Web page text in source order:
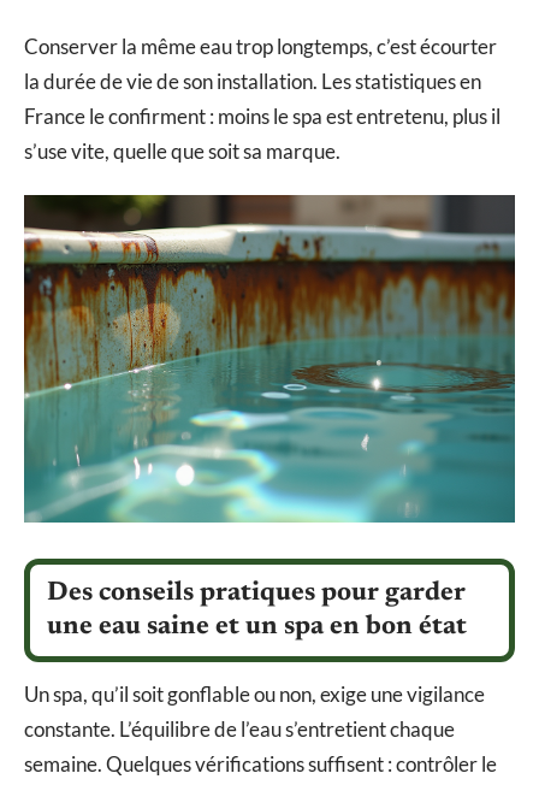
Conserver la même eau trop longtemps, c’est écourter
la durée de vie de son installation. Les statistiques en
France le confirment : moins le spa est entretenu, plus il
s’use vite, quelle que soit sa marque.
Des conseils pratiques pour garder
une eau saine et un spa en bon état
Un spa, qu’il soit gonflable ou non, exige une vigilance
constante. L’équilibre de l’eau s’entretient chaque
semaine. Quelques vérifications suffisent : contrôler le